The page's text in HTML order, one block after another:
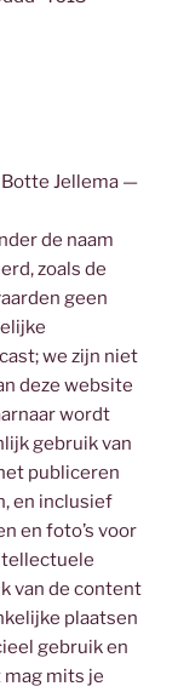
Jellema —
de naam
zoals de
geen
we zijn niet
deze website
wordt
gebruik van
publiceren
en inclusief
en foto’s voor
van de content
plaatsen
gebruik en
mits je